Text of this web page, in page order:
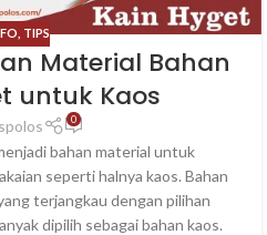
TIPS
Material Bahan
untuk Kaos
0
bahan material untuk
seperti halnya kaos. Bahan
terjangkau dengan pilihan
dipilih sebagai bahan kaos.